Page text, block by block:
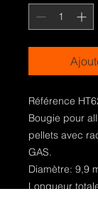
Référence
Bougie pour
pellets avec
GAS.
Diamètre: 9,9
Longueur